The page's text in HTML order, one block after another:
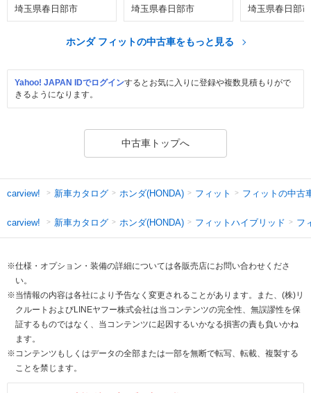
埼玉県春日部市 埼玉県春日部市 埼玉県春日部市
ホンダ フィットの中古車をもっと見る
Yahoo! JAPAN IDでログインするとお気に入りに登録や複数見積もりがで
きるようになります。
中古車トップへ
carview! 新車カタログ ホンダ(HONDA) フィット フィットの中古
carview! 新車カタログ ホンダ(HONDA) フィットハイブリッド フ
※仕様・オプション・装備の詳細については各販売店にお問い合わせくださ
い。
※当情報の内容は各社により予告なく変更されることがあります。また、(株)リ
クルートおよびLINEヤフー株式会社は当コンテンツの完全性、無誤謬性を保
証するものではなく、当コンテンツに起因するいかなる損害の責も負いかね
ます。
※コンテンツもしくはデータの全部または一部を無断で転写、転載、複製する
ことを禁じます。